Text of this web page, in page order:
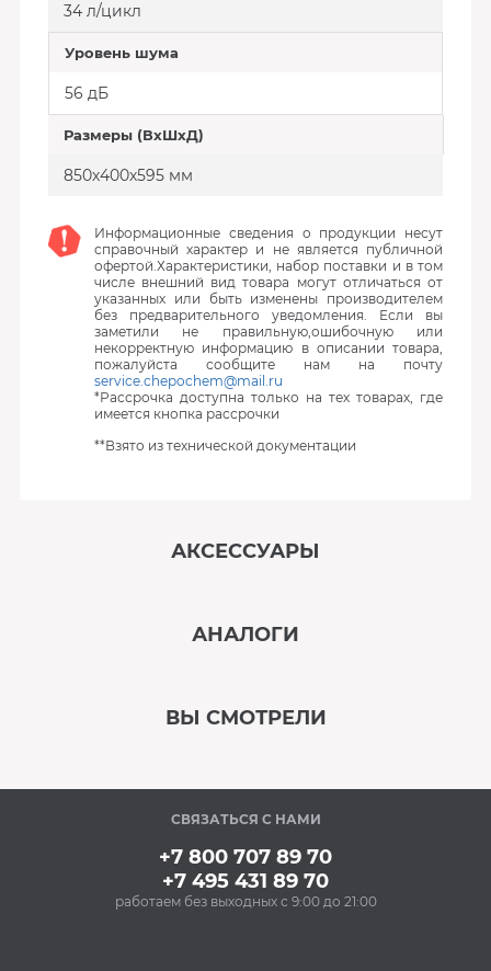
34 л/цикл
Уровень шума
56 дБ
Размеры (ВхШхД)
850х400х595 мм
Информационные сведения о продукции несут
справочный характер и не является публичной
офертой.Характеристики, набор поставки и в том
числе внешний вид товара могут отличаться от
указанных или быть изменены производителем
без предварительного уведомления. Если вы
заметили не правильную,ошибочную или
некорректную информацию в описании товара,
пожалуйста сообщите нам на почту
service.chepochem@mail.ru
*Рассрочка доступна только на тех товарах, где
имеется кнопка рассрочки
**Взято из технической документации
АКСЕССУАРЫ
АНАЛОГИ
ВЫ СМОТРЕЛИ
В наличии
СВЯЗАТЬСЯ С НАМИ
+7 800 707 89 70
+7 495 431 89 70
работаем без выходных с 9:00 до 21:00